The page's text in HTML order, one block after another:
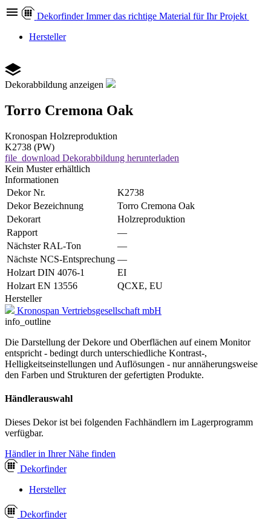
Dekorfinder Immer das richtige Material für Ihr Projekt
Hersteller
Dekorabbildung anzeigen
Torro Cremona Oak
Kronospan Holzreproduktion
K2738 (PW)
file_download Dekorabbildung herunterladen
Kein Muster erhältlich
Informationen
Dekor Nr.
K2738
Dekor Bezeichnung
Torro Cremona Oak
Dekorart
Holzreproduktion
Rapport
—
Nächster RAL-Ton
—
Nächste NCS-Entsprechung —
Holzart DIN 4076-1
EI
Holzart EN 13556
QCXE, EU
Hersteller
Kronospan Vertriebsgesellschaft mbH
info_outline
Die Darstellung der Dekore und Oberflächen auf einem Monitor
entspricht - bedingt durch unterschiedliche Kontrast-,
Helligkeitseinstellungen und Auflösungen - nur annäherungsweise
den Farben und Strukturen der gefertigten Produkte.
Händlerauswahl
Dieses Dekor ist bei folgenden Fachhändlern im Lagerprogramm
verfügbar.
Händler in Ihrer Nähe finden
Dekorfinder
Hersteller
Dekorfinder